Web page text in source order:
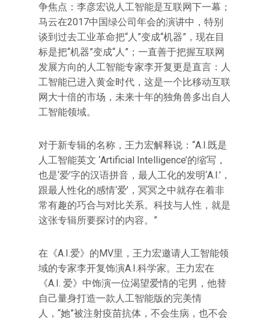
争焦点：李彦宏说人工智能是互联网下一幕；
马云在2017中国绿公司年会的演讲中，特别
谈到过去工业革命把“人”变成“机器”，现在目
标是把“机器”变成“人”；一直善于把握互联网
发展方向的人工智能专家李开复更是直言：人
工智能已进入黄金时代，这是一个比移动互联
网大十倍的市场，未来十年的独角兽多出自人
工智能领域。
对于新专辑的名称，王力宏解释说：“A.I.既是
人工智能英文 ‘Artificial Intelligence’的缩写，
也是‘爱’字的汉语拼音，最人工化的发明‘A.I.’，
跟最人性化的感情‘爱’，冥冥之中就存在着非
常有趣的巧合与对比关系。科技与人性，就是
这张专辑所要探讨的内容。”
在《A.I.爱》的MV里，王力宏邀请人工智能领
域的专家李开复饰演A.I.科学家。王力宏在
《A.I. 爱》中饰演一位渴望爱情的宅男，他替
自己量身打造一款人工智能版的完美情
人，“她”被注射疫苗抗体，不会生病，也不会